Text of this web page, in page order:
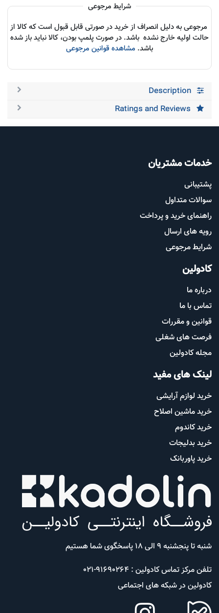
شرایط مرجوعی
مرجوعی به دلیل انصراف از خرید در صورتی قابل قبول است که کالا از
حالت اولیه خارج نشده باشد. در صورت پلمپ بودن، کالا نباید باز شده
باشد. مشاهده قوانین مرجوعی
Description
Ratings and Reviews
خدمات مشتریان
پشتیب​​انی
سوالات متداول
راهنمای خرید و پرداخت
رویه های ارسال
شرایط مرجوعی
کادولین
درباره ما
تماس با ما
قوانین و مقررات
فرصت های شغلی
مجله کادولین
لینک های مفید
خرید لوازم آرایشی
خرید ماشین اصلاح
خرید کاندوم
خرید بدلیجات
خرید پاوربانک
شنبه تا پنجشنبه 9 الی 18 پاسخگوی شما هستیم
تلفن مرکز تماس کادولین : 91690264-021
کادولین در شبکه های اجتماعی